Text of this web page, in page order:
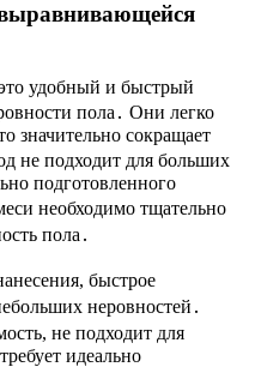
удобный и быстрый
пола․ Они легко
значительно сокращает
не подходит для больших
подготовленного
необходимо тщательно
пола․
быстрое
неровностей․
не подходит для
идеально